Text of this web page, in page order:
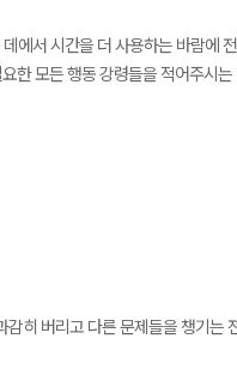
에서 시간을 더 사용하는 바람에
한 모든 행동 강령들을 적어주시
히 버리고 다른 문제들을 챙기는